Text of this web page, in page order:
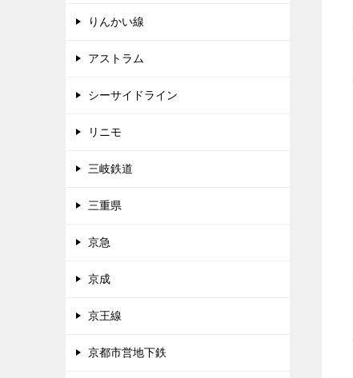
りんかい線
アストラム
シーサイドライン
リニモ
三岐鉄道
三重県
京急
京成
京王線
京都市営地下鉄